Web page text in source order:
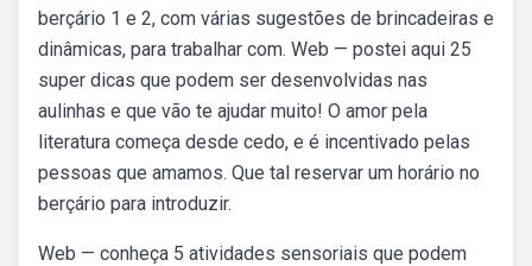
berçário 1 e 2, com várias sugestões de brincadeiras e
dinâmicas, para trabalhar com. Web — postei aqui 25
super dicas que podem ser desenvolvidas nas
aulinhas e que vão te ajudar muito! O amor pela
literatura começa desde cedo, e é incentivado pelas
pessoas que amamos. Que tal reservar um horário no
berçário para introduzir.
Web — conheça 5 atividades sensoriais que podem